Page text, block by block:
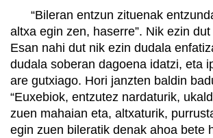
“Bileran entzun zituenak
altxa egin zen, haserre”. Nik ezin
Esan nahi dut nik ezin dudala
dudala soberan dagoena idatzi, eta
are gutxiago. Hori janzten baldin
“Euxebiok, entzutez nardaturik,
zuen mahaian eta, altxaturik,
egin zuen bileratik denak ahoa bete